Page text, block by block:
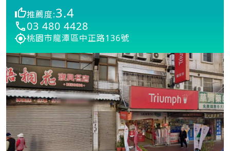
推薦度:3.4
03 480 4428
桃園市龍潭區中正路136號